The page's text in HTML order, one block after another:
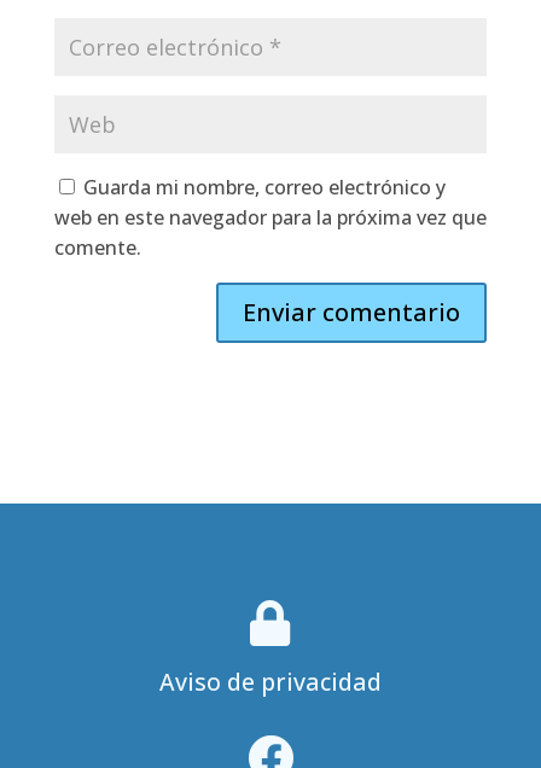
Guarda mi nombre, correo electrónico y
web en este navegador para la próxima vez que
comente.

Aviso de privacidad
